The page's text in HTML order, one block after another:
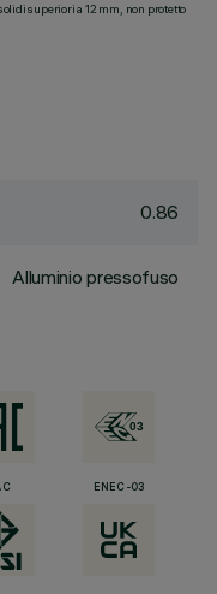
superiori a 12 mm, non protetto
0.86
Alluminio pressofuso
ENEC-03